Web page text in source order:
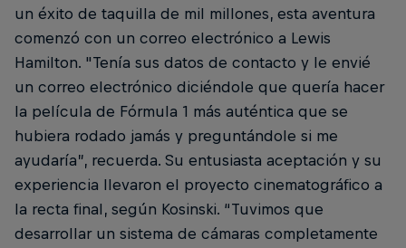
un éxito de taquilla de mil millones, esta aventura
comenzó con un correo electrónico a Lewis
Hamilton. "Tenía sus datos de contacto y le envié
un correo electrónico diciéndole que quería hacer
la película de Fórmula 1 más auténtica que se
hubiera rodado jamás y preguntándole si me
ayudaría”, recuerda. Su entusiasta aceptación y su
experiencia llevaron el proyecto cinematográfico a
la recta final, según Kosinski. “Tuvimos que
desarrollar un sistema de cámaras completamente